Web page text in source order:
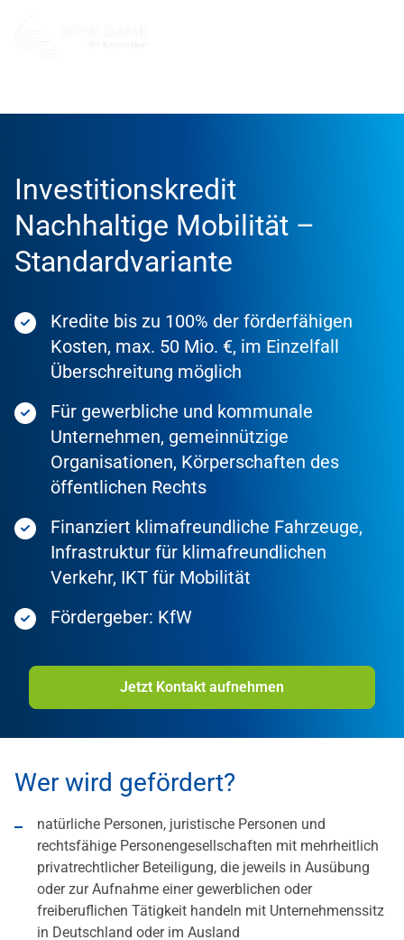
Investitionskredit
Nachhaltige Mobilität –
Standardvariante
Kredite bis zu 100% der förderfähigen
Kosten, max. 50 Mio. €, im Einzelfall
Überschreitung möglich
Für gewerbliche und kommunale
Unternehmen, gemeinnützige
Organisationen, Körperschaften des
öffentlichen Rechts
Finanziert klimafreundliche Fahrzeuge,
Infrastruktur für klimafreundlichen
Verkehr, IKT für Mobilität
Fördergeber: KfW
Jetzt Kontakt aufnehmen
Wer wird gefördert?
natürliche Personen, juristische Personen und
rechtsfähige Personengesellschaften mit mehrheitlich
privatrechtlicher Beteiligung, die jeweils in Ausübung
oder zur Aufnahme einer gewerblichen oder
freiberuflichen Tätigkeit handeln mit Unternehmenssitz
in Deutschland oder im Ausland